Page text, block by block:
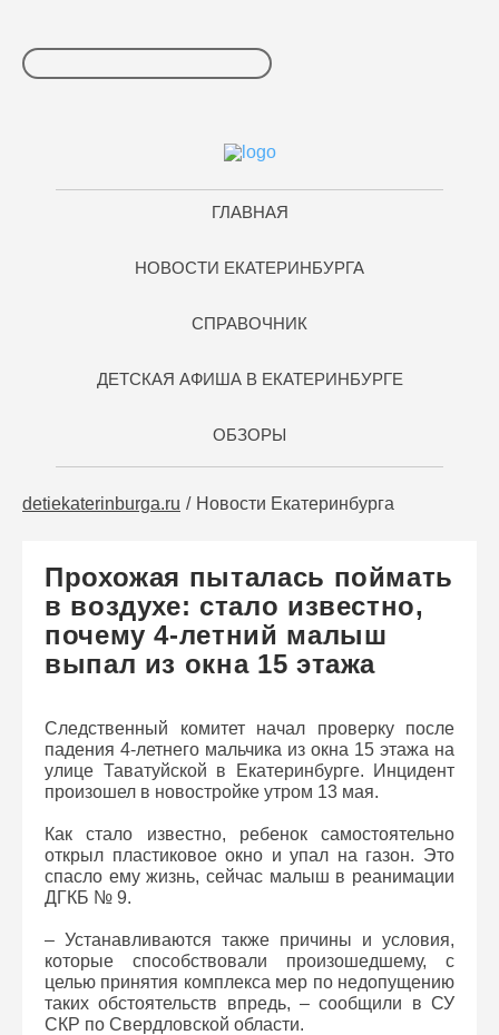
ГЛАВНАЯ
НОВОСТИ ЕКАТЕРИНБУРГА
СПРАВОЧНИК
ДЕТСКАЯ АФИША В ЕКАТЕРИНБУРГЕ
ОБЗОРЫ
detiekaterinburga.ru Новости Екатеринбурга
Прохожая пыталась поймать
в воздухе: стало известно,
почему 4-летний малыш
выпал из окна 15 этажа
Следственный комитет начал проверку после
падения 4-летнего мальчика из окна 15 этажа на
улице Таватуйской в Екатеринбурге. Инцидент
произошел в новостройке утром 13 мая.
Как стало известно, ребенок самостоятельно
открыл пластиковое окно и упал на газон. Это
спасло ему жизнь, сейчас малыш в реанимации
ДГКБ № 9.
– Устанавливаются также причины и условия,
которые способствовали произошедшему, с
целью принятия комплекса мер по недопущению
таких обстоятельств впредь, – сообщили в СУ
СКР по Свердловской области.